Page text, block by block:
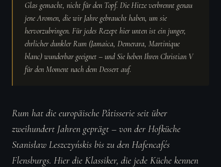
Glas gemacht, nicht für den Topf. Die Hitze verbrennt genau
jene Aromen, die wir Jahre gebraucht haben, um sie
hervorzubringen. Für jedes Rezept hier unten ist ein junger,
ehrlicher dunkler Rum (Jamaica, Demerara, Martinique
blanc) wunderbar geeignet – und Sie heben Ihren Christian V
für den Moment nach dem Dessert auf.
Rum hat die europäische Pâtisserie seit über
zweihundert Jahren geprägt – von der Hofküche
Stanisław Leszczyńskis bis zu den Hafencafés
Flensburgs. Hier die Klassiker, die jede Küche kennen